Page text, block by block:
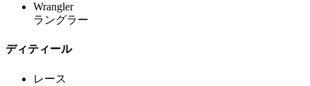
Wrangler
ラングラー
ディティール
レース